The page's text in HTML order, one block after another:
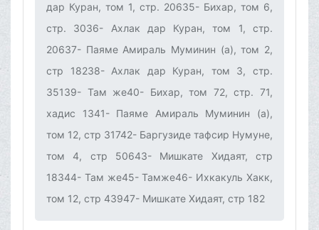
дар Куран, том 1, стр. 20635- Бихар, том 6,
стр. 3036- Ахлак дар Куран, том 1, стр.
20637- Паяме Амираль Муминин (а), том 2,
стр 18238- Ахлак дар Куран, том 3, стр.
35139- Там же40- Бихар, том 72, стр. 71,
хадис 1341- Паяме Амираль Муминин (а),
том 12, стр 31742- Баргузиде тафсир Нумуне,
том 4, стр 50643- Мишкате Хидаят, стр
18344- Там же45- Тамже46- Ихкакуль Хакк,
том 12, стр 43947- Мишкате Хидаят, стр 182‌ ‌